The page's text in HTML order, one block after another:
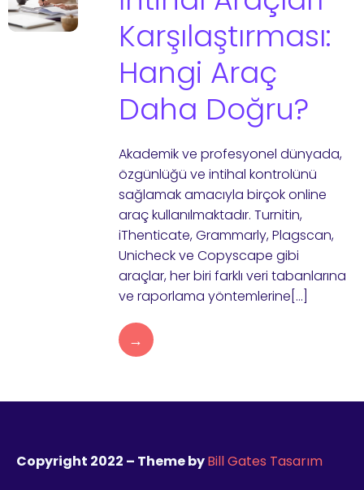
Karşılaştırması:
Hangi Araç
Daha Doğru?
Akademik ve profesyonel dünyada,
özgünlüğü ve intihal kontrolünü
sağlamak amacıyla birçok online
araç kullanılmaktadır. Turnitin,
iThenticate, Grammarly, Plagscan,
Unicheck ve Copyscape gibi
araçlar, her biri farklı veri tabanlarına
ve raporlama yöntemlerine[…]
→
Copyright 2022 – Theme byBill Gates Tasarım